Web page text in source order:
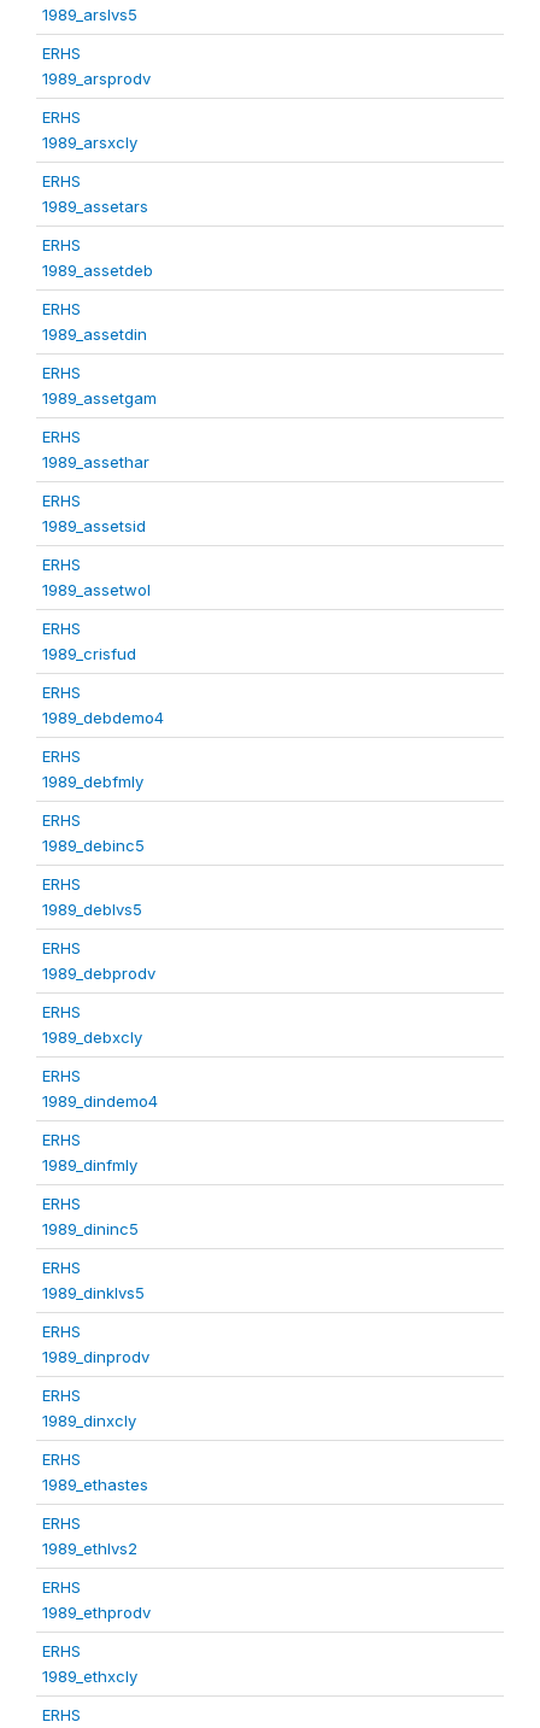
1989_arslvs5
ERHS
1989_arsprodv
ERHS
1989_arsxcly
ERHS
1989_assetars
ERHS
1989_assetdeb
ERHS
1989_assetdin
ERHS
1989_assetgam
ERHS
1989_assethar
ERHS
1989_assetsid
ERHS
1989_assetwol
ERHS
1989_crisfud
ERHS
1989_debdemo4
ERHS
1989_debfmly
ERHS
1989_debinc5
ERHS
1989_deblvs5
ERHS
1989_debprodv
ERHS
1989_debxcly
ERHS
1989_dindemo4
ERHS
1989_dinfmly
ERHS
1989_dininc5
ERHS
1989_dinklvs5
ERHS
1989_dinprodv
ERHS
1989_dinxcly
ERHS
1989_ethastes
ERHS
1989_ethlvs2
ERHS
1989_ethprodv
ERHS
1989_ethxcly
ERHS